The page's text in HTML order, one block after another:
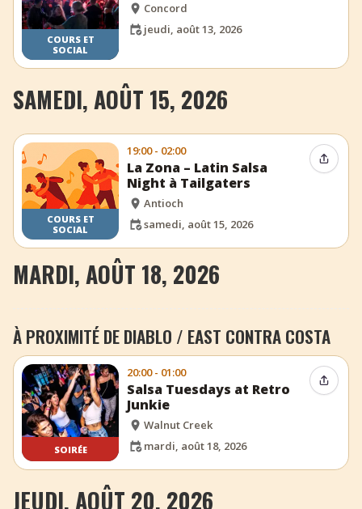
COURS ET
SOCIAL
Concord
jeudi, août 13, 2026
SAMEDI, AOÛT 15, 2026
COURS ET
SOCIAL
19:00 - 02:00
La Zona – Latin Salsa
Night à Tailgaters
Antioch
samedi, août 15, 2026
MARDI, AOÛT 18, 2026
À PROXIMITÉ DE DIABLO / EAST CONTRA COSTA
SOIRÉE
20:00 - 01:00
Salsa Tuesdays at Retro
Junkie
Walnut Creek
mardi, août 18, 2026
JEUDI, AOÛT 20, 2026